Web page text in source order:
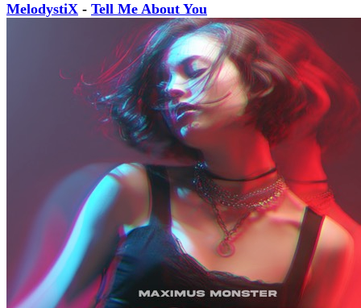
MelodystiX - Tell Me About You